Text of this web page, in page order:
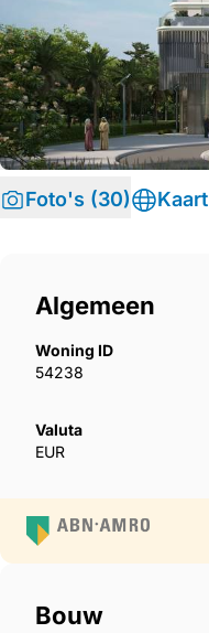
Foto's (30) Kaart
Algemeen
Woning ID
54238
Valuta
EUR
Bouw